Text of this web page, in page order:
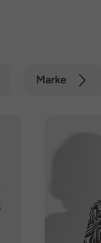
Marke